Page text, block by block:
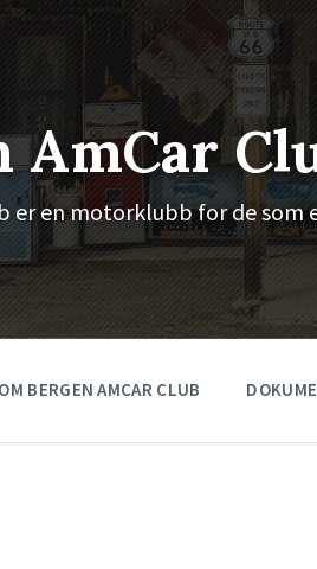
AmCar
er en motorklubb for de som
OM BERGEN AMCAR CLUB